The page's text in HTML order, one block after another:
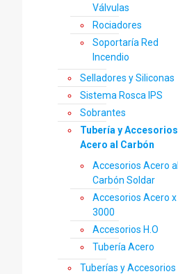
Válvulas
Rociadores
Soportaría Red
Incendio
Selladores y Siliconas
Sistema Rosca IPS
Sobrantes
Tubería y Accesorios
Acero al Carbón
Accesorios Acero al
Carbón Soldar
Accesorios Acero x
3000
Accesorios H.O
Tubería Acero
Tuberías y Accesorios